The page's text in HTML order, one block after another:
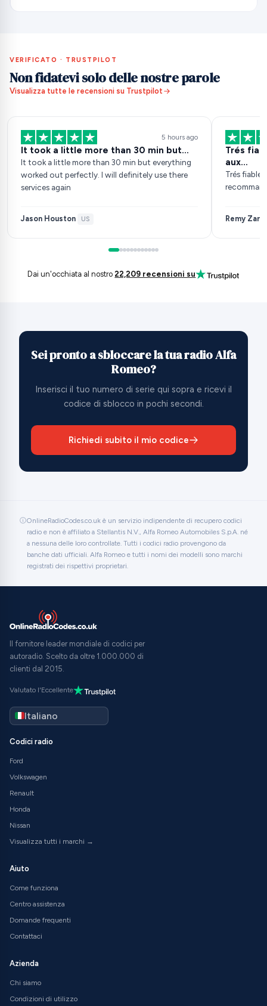
VERIFICATO · TRUSTPILOT
Non fidatevi solo delle nostre parole
Visualizza tutte le recensioni su Trustpilot
5 hours ago
It took a little more than 30 min but…
It took a little more than 30 min but everything
worked out perfectly. I will definitely use there
services again
Jason Houston· US
Trés
aux…
Trés fiable
Remy Zarb
Dai un'occhiata al nostro22,209 recensioni su
Sei pronto a sbloccare la tua radio Alfa
Romeo?
Inserisci il tuo numero di serie qui sopra e ricevi il
codice di sblocco in pochi secondi.
Richiedi subito il mio codice
OnlineRadioCodes.co.uk è un servizio indipendente di recupero codici
radio e non è affiliato a Stellantis N.V., Alfa Romeo Automobiles S.p.A. né
a nessuna delle loro controllate. Tutti i codici radio provengono da
banche dati ufficiali. Alfa Romeo e tutti i nomi dei modelli sono marchi
registrati dei rispettivi proprietari.
Il fornitore leader mondiale di codici per
autoradio. Scelto da oltre 1.000.000 di
clienti dal 2015.
Valutato l'Eccellente
Codici radio
Ford
Volkswagen
Renault
Honda
Nissan
Visualizza tutti i marchi →
Aiuto
Come funziona
Centro assistenza
Domande frequenti
Contattaci
Azienda
Chi siamo
Condizioni di utilizzo